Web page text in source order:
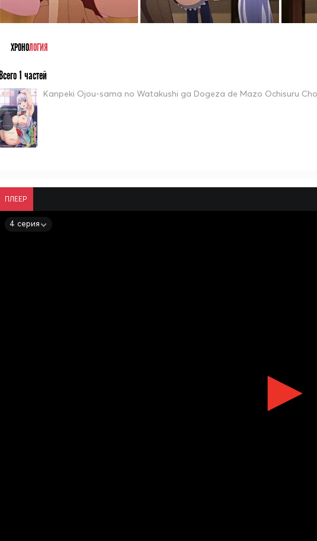
ХРОНОЛОГИЯ
Всего 1 частей
Kanpeki Ojou-sama no Watakushi ga Dogeza de Mazo Ochisuru
ПЛЕЕР
4 серия